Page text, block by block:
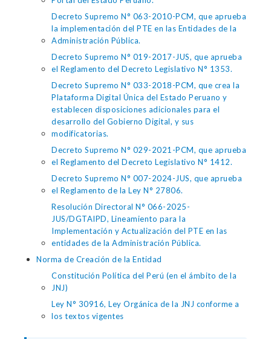
Decreto Supremo N° 063-2010-PCM, que aprueba
la implementación del PTE en las Entidades de la
Administración Pública.
Decreto Supremo N° 019-2017-JUS, que aprueba
el Reglamento del Decreto Legislativo N° 1353.
Decreto Supremo N° 033-2018-PCM, que crea la
Plataforma Digital Única del Estado Peruano y
establecen disposiciones adicionales para el
desarrollo del Gobierno Digital, y sus
modificatorias.
Decreto Supremo N° 029-2021-PCM, que aprueba
el Reglamento del Decreto Legislativo N° 1412.
Decreto Supremo N° 007-2024-JUS, que aprueba
el Reglamento de la Ley N° 27806.
Resolución Directoral N° 066-2025-
JUS/DGTAIPD, Lineamiento para la
Implementación y Actualización del PTE en las
entidades de la Administración Pública.
Norma de Creación de la Entidad
Constitución Política del Perú (en el ámbito de la
JNJ)
Ley N° 30916, Ley Orgánica de la JNJ conforme a
los textos vigentes